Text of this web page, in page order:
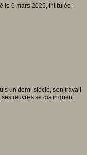
le 6 mars 2025, intitulée :
un demi-siècle, son travail
ses œuvres se distinguent